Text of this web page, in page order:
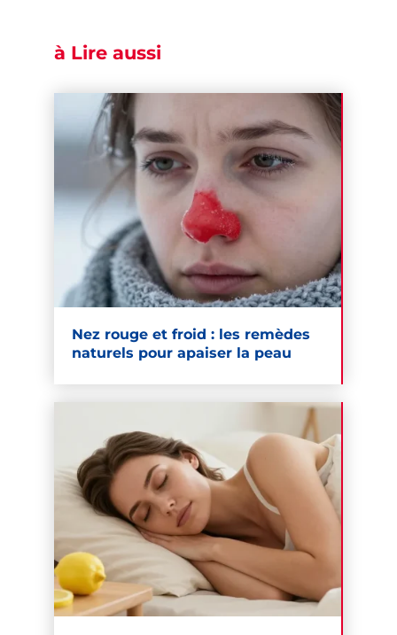
à Lire aussi
Nez rouge et froid : les remèdes
naturels pour apaiser la peau